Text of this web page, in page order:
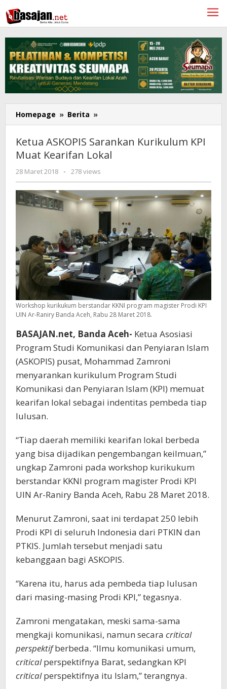
ke
konten
Homepage » Berita »
ASKOPIS
Kurikulum
KPI
Lokal
Ketua ASKOPIS Sarankan Kurikulum KPI
Muat Kearifan Lokal
28 Maret 2018
oleh
Redaksi
- 278 views
Workshop kurikukum berstandar KKNI program magister Prodi KPI
UIN Ar-Raniry Banda Aceh, Rabu 28 Maret 2018.
BASAJAN.net, Banda Aceh- Ketua Asosiasi
Program Studi Komunikasi dan Penyiaran Islam
(ASKOPIS) pusat, Mohammad Zamroni
menyarankan kurikulum Program Studi
Komunikasi dan Penyiaran Islam (KPI) memuat
kearifan lokal sebagai indentitas pembeda tiap
lulusan.
“Tiap daerah memiliki kearifan lokal berbeda
yang bisa dijadikan pengembangan keilmuan,”
ungkap Zamroni pada workshop kurikukum
berstandar KKNI program magister Prodi KPI
UIN Ar-Raniry Banda Aceh, Rabu 28 Maret 2018.
Menurut Zamroni, saat ini terdapat 250 lebih
Prodi KPI di seluruh Indonesia dari PTKIN dan
PTKIS. Jumlah tersebut menjadi satu
kebanggaan bagi ASKOPIS.
“Karena itu, harus ada pembeda tiap lulusan
dari masing-masing Prodi KPI,” tegasnya.
Zamroni mengatakan, meski sama-sama
mengkaji komunikasi, namun secara critical
perspektifberbeda. “Ilmu komunikasi umum,
criticalperspektifnya Barat, sedangkan KPI
criticalperspektifnya itu Islam,” terangnya.